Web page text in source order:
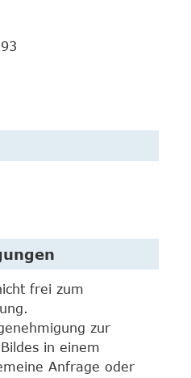
frei zum
zur
in einem
Anfrage oder